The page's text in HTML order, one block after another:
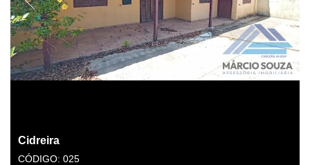
Cidreira
CÓDIGO: 025